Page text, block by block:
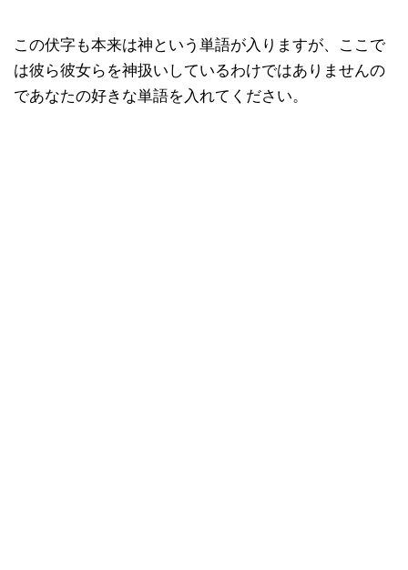
この伏字も本来は神という単語が入りますが、ここで
は彼ら彼女らを神扱いしているわけではありませんの
であなたの好きな単語を入れてください。